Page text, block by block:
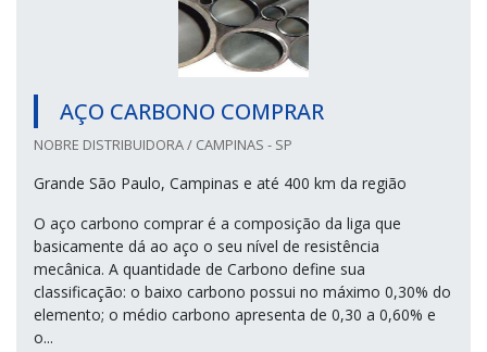
AÇO CARBONO COMPRAR
NOBRE DISTRIBUIDORA / CAMPINAS - SP
Grande São Paulo, Campinas e até 400 km da região
O aço carbono comprar é a composição da liga que
basicamente dá ao aço o seu nível de resistência
mecânica. A quantidade de Carbono define sua
classificação: o baixo carbono possui no máximo 0,30% do
elemento; o médio carbono apresenta de 0,30 a 0,60% e
o...